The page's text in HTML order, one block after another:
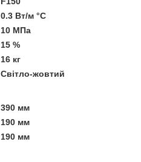
0.3 Вт/м °С
10 МПа
15 %
16 кг
Світло-жовтий
390 мм
190 мм
190 мм